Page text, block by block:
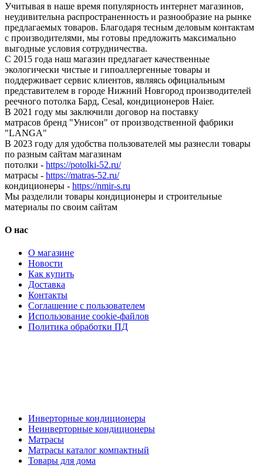
Учитывая в наше время популярность интернет магазинов,
неудивительна распространенность и разнообразие на рынке
предлагаемых товаров. Благодаря тесным деловым контактам
с производителями, мы готовы предложить максимально
выгодные условия сотрудничества.
С 2015 года наш магазин предлагает качественные
экологически чистые и гипоаллергенные товары и
поддерживает сервис клиентов, являясь официальным
представителем в городе Нижний Новгород производителей
реечного потолка Бард, Cesal, кондиционеров Haier.
В 2021 году мы заключили договор на поставку
матрасов бренд "Унисон" от производственной фабрики
"LANGA"
В 2023 году для удобства пользователей мы разнесли товары
по разным сайтам магазинам
потолки - https://potolki-52.ru/
матрасы - https://matras-52.ru/
кондиционеры - https://nmir-s.ru
Мы разделили товары кондиционеры и строительные
материалы по своим сайтам
О нас
О магазине
Новости
Как купить
Доставка
Контакты
Соглашение с пользователем
Использование cookie-файлов
Политика обработки ПД
Инверторные кондиционеры
Неинверторные кондиционеры
Матрасы
Матрасы каталог компактный
Товары для дома